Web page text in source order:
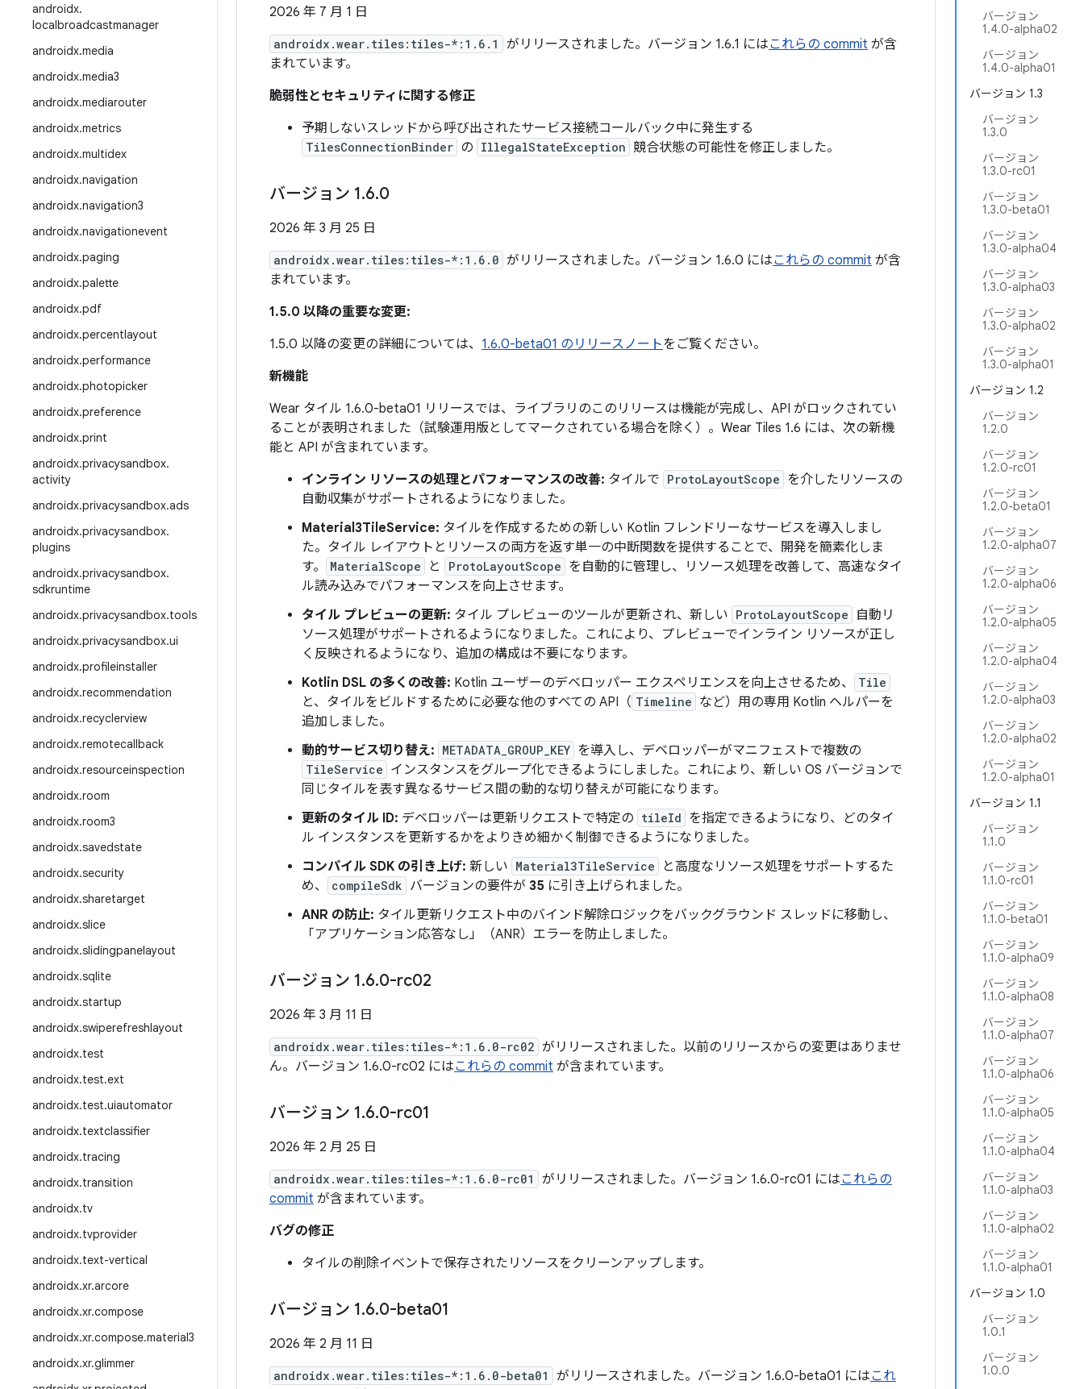
androidx.
localbroadcastmanager
androidx.media
androidx.media3
androidx.mediarouter
androidx.metrics
androidx.multidex
androidx.navigation
androidx.navigation3
androidx.navigationevent
androidx.paging
androidx.palette
androidx.pdf
androidx.percentlayout
androidx.performance
androidx.photopicker
androidx.preference
androidx.print
androidx.privacysandbox.
activity
androidx.privacysandbox.ads
androidx.privacysandbox.
plugins
androidx.privacysandbox.
sdkruntime
androidx.privacysandbox.tools
androidx.privacysandbox.ui
androidx.profileinstaller
androidx.recommendation
androidx.recyclerview
androidx.remotecallback
androidx.resourceinspection
androidx.room
androidx.room3
androidx.savedstate
androidx.security
androidx.sharetarget
androidx.slice
androidx.slidingpanelayout
androidx.sqlite
androidx.startup
androidx.swiperefreshlayout
androidx.test
androidx.test.ext
androidx.test.uiautomator
androidx.textclassifier
androidx.tracing
androidx.transition
androidx.tv
androidx.tvprovider
androidx.text-vertical
androidx.xr.arcore
androidx.xr.compose
androidx.xr.compose.material3
androidx.xr.glimmer
バージョン
1.4.0-alpha02
バージョン
1.4.0-alpha01
バージョン 1.3
バージョン
1.3.0
バージョン
1.3.0-rc01
バージョン
1.3.0-beta01
バージョン
1.3.0-alpha04
バージョン
1.3.0-alpha03
バージョン
1.3.0-alpha02
バージョン
1.3.0-alpha01
バージョン 1.2
バージョン
1.2.0
バージョン
1.2.0-rc01
バージョン
1.2.0-beta01
バージョン
1.2.0-alpha07
バージョン
1.2.0-alpha06
バージョン
1.2.0-alpha05
バージョン
1.2.0-alpha04
バージョン
1.2.0-alpha03
バージョン
1.2.0-alpha02
バージョン
1.2.0-alpha01
バージョン 1.1
バージョン
1.1.0
バージョン
1.1.0-rc01
バージョン
1.1.0-beta01
バージョン
1.1.0-alpha09
バージョン
1.1.0-alpha08
バージョン
1.1.0-alpha07
バージョン
1.1.0-alpha06
バージョン
1.1.0-alpha05
バージョン
1.1.0-alpha04
バージョン
1.1.0-alpha03
バージョン
1.1.0-alpha02
バージョン
1.1.0-alpha01
バージョン 1.0
バージョン
1.0.1
バージョン
1.0.0
2026 年 7 月 1 日
androidx.wear.tiles:tiles-*:1.6.1 がリリースされました。バージョン 1.6.1 にはこれらの commit が含
まれています。
脆弱性とセキュリティに関する修正
予期しないスレッドから呼び出されたサービス接続コールバック中に発生する
TilesConnectionBinder の IllegalStateException 競合状態の可能性を修正しました。
バージョン 1.6.0
2026 年 3 月 25 日
androidx.wear.tiles:tiles-*:1.6.0 がリリースされました。バージョン 1.6.0 にはこれらの commit が含
まれています。
1.5.0 以降の重要な変更:
1.5.0 以降の変更の詳細については、 1.6.0-beta01 のリリースノートをご覧ください。
新機能
Wear タイル 1.6.0-beta01 リリースでは、ライブラリのこのリリースは機能が完成し、API がロックされてい
ることが表明されました（試験運用版としてマークされている場合を除く）。Wear Tiles 1.6 には、次の新機
能と API が含まれています。
インライン リソースの処理とパフォーマンスの改善: タイルで ProtoLayoutScope を介したリソースの
自動収集がサポートされるようになりました。
Material3TileService: タイルを作成するための新しい Kotlin フレンドリーなサービスを導入しまし
た。タイル レイアウトとリソースの両方を返す単一の中断関数を提供することで、開発を簡素化しま
す。
MaterialScope と ProtoLayoutScope を自動的に管理し、リソース処理を改善して、高速なタイ
ル読み込みでパフォーマンスを向上させます。
タイル プレビューの更新: タイル プレビューのツールが更新され、新しい ProtoLayoutScope
自動リ
ソース処理がサポートされるようになりました。これにより、プレビューでインライン リソースが正し
く反映されるようになり、追加の構成は不要になります。
Kotlin DSL の多くの改善: Kotlin ユーザーのデベロッパー エクスペリエンスを向上させるため、 Tile
と、タイルをビルドするために必要な他のすべての API（ Timeline など）用の専用 Kotlin ヘルパーを
追加しました。
動的サービス切り替え: METADATA_GROUP_KEY を導入し、デベロッパーがマニフェストで複数の
TileService インスタンスをグループ化できるようにしました。これにより、新しい OS バージョンで
同じタイルを表す異なるサービス間の動的な切り替えが可能になります。
更新のタイル ID: デベロッパーは更新リクエストで特定の tileId を指定できるようになり、どのタイ
ル インスタンスを更新するかをよりきめ細かく制御できるようになりました。
コンパイル SDK の引き上げ: 新しい Material3TileService
と高度なリソース処理をサポートするた
め、
compileSdk バージョンの要件が 35 に引き上げられました。
ANR の防止: タイル更新リクエスト中のバインド解除ロジックをバックグラウンド スレッドに移動し、
「アプリケーション応答なし」（ANR）エラーを防止しました。
バージョン 1.6.0-rc02
2026 年 3 月 11 日
androidx.wear.tiles:tiles-*:1.6.0-rc02 がリリースされました。以前のリリースからの変更はありませ
ん。バージョン 1.6.0-rc02 にはこれらの commit が含まれています。
バージョン 1.6.0-rc01
2026 年 2 月 25 日
androidx.wear.tiles:tiles-*:1.6.0-rc01 がリリースされました。バージョン 1.6.0-rc01 にはこれらの
commit が含まれています。
バグの修正
タイルの削除イベントで保存されたリソースをクリーンアップします。
バージョン 1.6.0-beta01
2026 年 2 月 11 日
androidx.wear.tiles:tiles-*:1.6.0-beta01 がリリースされました。バージョン 1.6.0-beta01 にはこれ